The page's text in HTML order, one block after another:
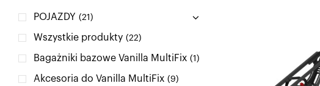
POJAZDY (21)
Wszystkie produkty (22)
Bagażniki bazowe Vanilla MultiFix (1)
Akcesoria do Vanilla MultiFix (9)